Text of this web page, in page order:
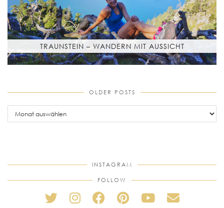
TRAUNSTEIN – WANDERN MIT AUSSICHT
OLDER POSTS
older
posts
INSTAGRAM
FOLLOW